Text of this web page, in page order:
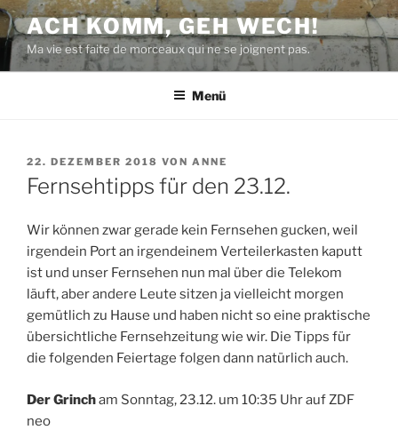
Zum
Inhalt
springen
ACH KOMM, GEH WECH!
Ma vie est faite de morceaux qui ne se joignent pas.
Menü
VERÖFFENTLICHT
AM
22. DEZEMBER 2018 VON ANNE
Fernsehtipps für den 23.12.
Wir können zwar gerade kein Fernsehen gucken, weil
irgendein Port an irgendeinem Verteilerkasten kaputt
ist und unser Fernsehen nun mal über die Telekom
läuft, aber andere Leute sitzen ja vielleicht morgen
gemütlich zu Hause und haben nicht so eine praktische
übersichtliche Fernsehzeitung wie wir. Die Tipps für
die folgenden Feiertage folgen dann natürlich auch.
Der Grincham Sonntag, 23.12. um 10:35 Uhr auf ZDF
neo